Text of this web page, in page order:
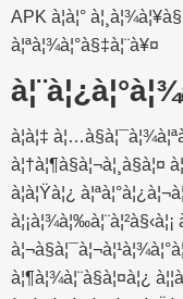
APK à¦à¦°
à¦ªà¦¾à¦°à§‡à¦¨à¥¤
à¦à¦‡
à¦†à¦¶à§à¦¬à¦¸à§à¦¤
à¦à¦Ÿà¦¿
à¦¡à¦¾à¦‰à¦¨à¦²à§‹à¦¡
à¦¶à¦¾à¦¨à§à¦¤à¦¿